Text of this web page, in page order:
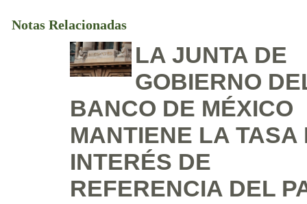
Notas Relacionadas
LA JUNTA DE
GOBIERNO
BANCO DE MÉXICO
MANTIENE LA TASA
INTERÉS DE
REFERENCIA DEL